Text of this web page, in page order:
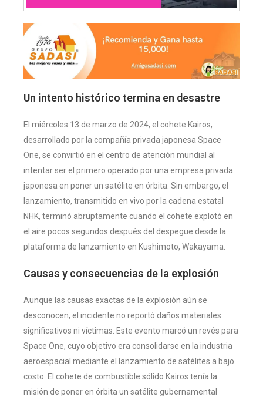
Un intento histórico termina en desastre
El miércoles 13 de marzo de 2024, el cohete Kairos,
desarrollado por la compañía privada japonesa Space
One, se convirtió en el centro de atención mundial al
intentar ser el primero operado por una empresa privada
japonesa en poner un satélite en órbita. Sin embargo, el
lanzamiento, transmitido en vivo por la cadena estatal
NHK, terminó abruptamente cuando el cohete explotó en
el aire pocos segundos después del despegue desde la
plataforma de lanzamiento en Kushimoto, Wakayama​
Causas y consecuencias de la explosión
Aunque las causas exactas de la explosión aún se
desconocen, el incidente no reportó daños materiales
significativos ni víctimas. Este evento marcó un revés para
Space One, cuyo objetivo era consolidarse en la industria
aeroespacial mediante el lanzamiento de satélites a bajo
costo​ ​. El cohete de combustible sólido Kairos tenía la
misión de poner en órbita un satélite gubernamental